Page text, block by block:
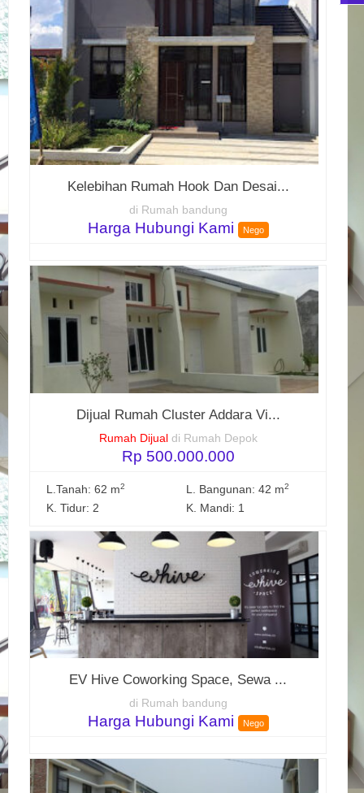
Kelebihan Rumah Hook Dan Desai...
di Rumah bandung
Harga Hubungi Kami Nego
Dijual Rumah Cluster Addara Vi...
Rumah Dijual di Rumah Depok
Rp 500.000.000
L.Tanah: 62 m2 L. Bangunan: 42 m2
K. Tidur: 2 K. Mandi: 1
EV Hive Coworking Space, Sewa ...
di Rumah bandung
Harga Hubungi Kami Nego